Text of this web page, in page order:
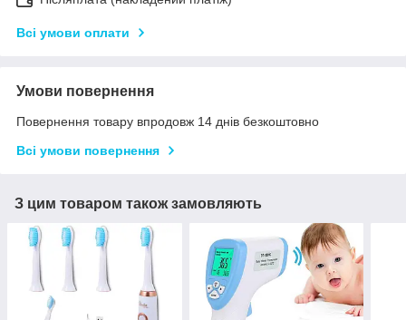
Всі умови оплати
Умови повернення
Повернення товару впродовж 14 днів безкоштовно
Всі умови повернення
З цим товаром також замовляють